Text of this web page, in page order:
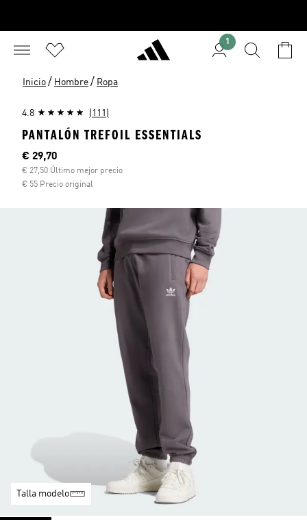
1
Inicio / Hombre / Ropa
4.8 (111)
PANTALÓN TREFOIL ESSENTIALS
Precio actual
€ 29,70
€ 27,50 Último mejor precio
€ 55 Precio original
Talla modelo